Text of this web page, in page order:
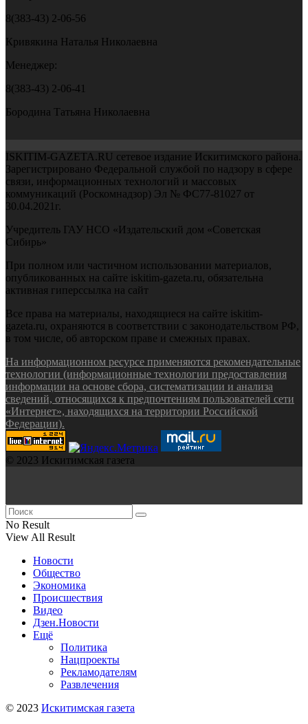
8(383-43) 2-06-56
Кривякина Наталья Николаевна
Менеджер:
8(383-43) 2-06-41
Бородина Татьяна Николаевна
ISKITIM-GAZETA.RU сетевое издание Искитимского района.
Зарегистрировано Федеральной службой по надзору в сфере
связи, информационных технологий и массовых
коммуникаций (Роскомнадзор) Эл № ФС77-81027 от
30.04.2021г.
Учредитель ГАУ НСО «Издательский дом «Советская
Сибирь»
При полном или частичном использовании материалов,
опубликованных на сайте iskitim-gazeta.ru, обязательна
активная гиперссылка на сайт
Все права на материалы, находящиеся на сайте iskitim-
gazeta.ru, охраняются в соответствии с законодательством РФ,
в том числе, об авторском праве и смежных правах.
На информационном ресурсе применяются рекомендательные
технологии (информационные технологии предоставления
информации на основе сбора, систематизации и анализа
сведений, относящихся к предпочтениям пользователей сети
«Интернет», находящихся на территории Российской
Федерации).
© 2023 Искитимская газета
No Result
View All Result
Новости
Общество
Экономика
Происшествия
Видео
Дзен.Новости
Ещё
Политика
Нацпроекты
Рекламодателям
Развлечения
© 2023 Искитимская газета